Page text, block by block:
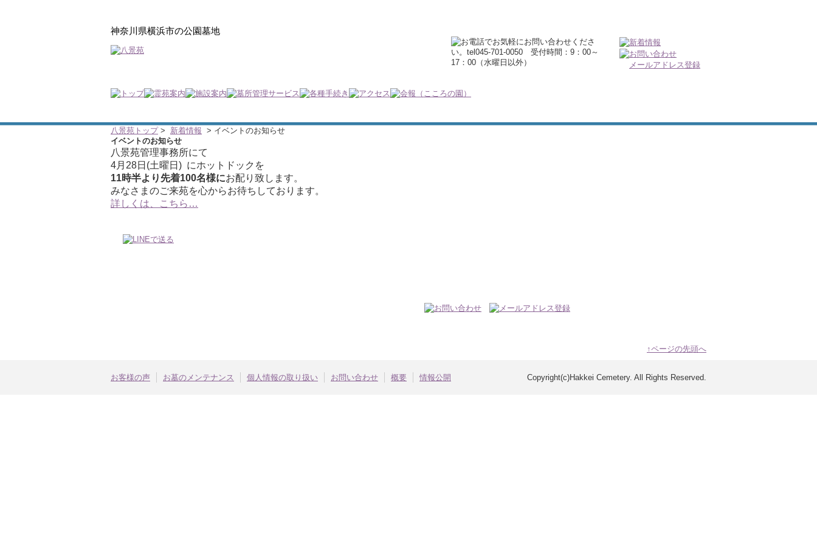
神奈川県横浜市の公園墓地
メールアドレス登録
八景苑トップ> 新着情報 > イベントのお知らせ
イベントのお知らせ
八景苑管理事務所にて
4月28日(土曜日) にホットドックを
11時半より先着100名様にお配り致します。
みなさまのご来苑を心からお待ちしております。
詳しくは、こちら…
↑ページの先頭へ
お客様の声 お墓のメンテナンス 個人情報の取り扱い お問い合わせ 概要 情報公開 Copyright(c)Hakkei Cemetery. All Rights Reserved.